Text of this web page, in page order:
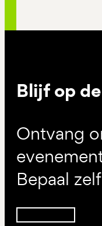
Blijf op
Ontvang
Bepaal